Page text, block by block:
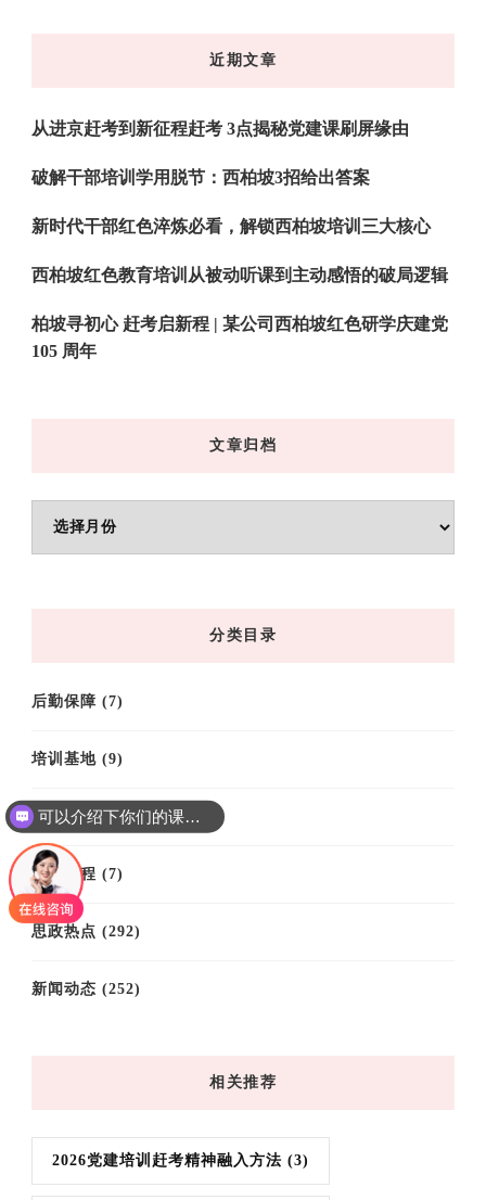
近期文章
从进京赶考到新征程赶考 3点揭秘党建课刷屏缘由
破解干部培训学用脱节：西柏坡3招给出答案
新时代干部红色淬炼必看，解锁西柏坡培训三大核心
西柏坡红色教育培训从被动听课到主动感悟的破局逻辑
柏坡寻初心 赶考启新程 | 某公司西柏坡红色研学庆建党
105 周年
文章归档
章
分类目录
后勤保障 (7)
培训基地 (9)
培训案例(61)
培训课程 (7)
思政热点 (292)
新闻动态 (252)
相关推荐
2026党建培训赶考精神融入方法 (3)
可以介绍下你们的课程吗？